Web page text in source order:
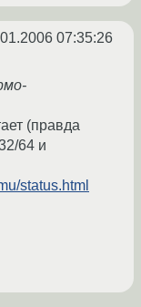
07:35:26
(правда
64 и
status.html